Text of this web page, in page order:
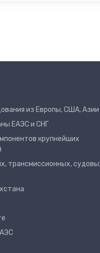
из Европы, США, Азии
ЕАЭС и СНГ
крупнейших
трансмиссионных,